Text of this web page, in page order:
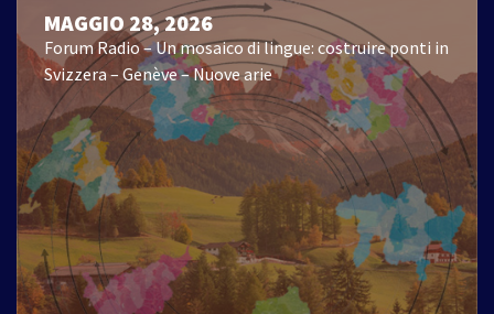
MAGGIO 28, 2026
Forum Radio – Un mosaico di lingue: costruire ponti in
Svizzera – Genève – Nuove arie